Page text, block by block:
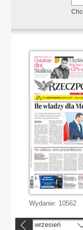
Wydanie: 10562
wrzesień